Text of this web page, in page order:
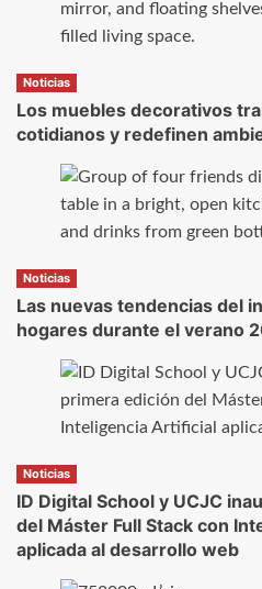
Noticias
Los muebles decorativos
cotidianos y redefinen
Noticias
Las nuevas tendencias del
hogares durante el verano
Noticias
ID Digital School y UCJC
del Máster Full Stack con
aplicada al desarrollo web